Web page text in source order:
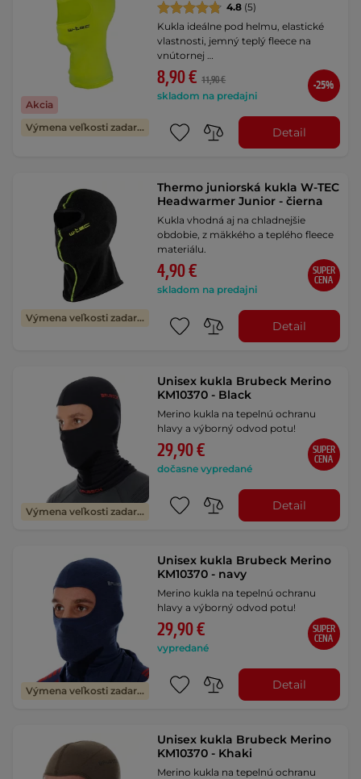
Akcia
Výmena veľkosti zadarmo
4.8 (5)
Kukla ideálne pod helmu, elastické
vlastnosti, jemný teplý fleece na
vnútornej …
8,90 € 11,90 €
skladom na predajni
-25%
Detail
Výmena veľkosti zadarmo
Thermo juniorská kukla W-TEC
Headwarmer Junior - čierna
Kukla vhodná aj na chladnejšie
obdobie, z mäkkého a teplého fleece
materiálu.
4,90 €
skladom na predajni
SUPER
CENA
Detail
Výmena veľkosti zadarmo
Unisex kukla Brubeck Merino
KM10370 - Black
Merino kukla na tepelnú ochranu
hlavy a výborný odvod potu!
29,90 €
dočasne vypredané
SUPER
CENA
Detail
Výmena veľkosti zadarmo
Unisex kukla Brubeck Merino
KM10370 - navy
Merino kukla na tepelnú ochranu
hlavy a výborný odvod potu!
29,90 €
vypredané
SUPER
CENA
Detail
Unisex kukla Brubeck Merino
KM10370 - Khaki
Merino kukla na tepelnú ochranu